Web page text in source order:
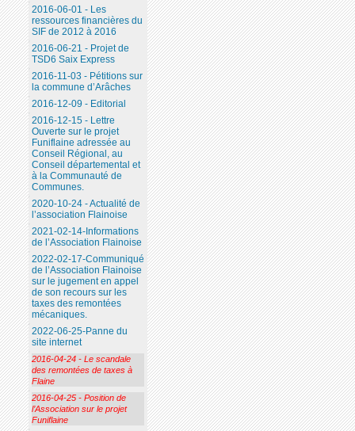
2016-06-01 - Les
ressources financières du
SIF de 2012 à 2016
2016-06-21 - Projet de
TSD6 Saix Express
2016-11-03 - Pétitions sur
la commune d’Arâches
2016-12-09 - Editorial
2016-12-15 - Lettre
Ouverte sur le projet
Funiflaine adressée au
Conseil Régional, au
Conseil départemental et
à la Communauté de
Communes.
2020-10-24 - Actualité de
l’association Flainoise
2021-02-14-Informations
de l’Association Flainoise
2022-02-17-Communiqué
de l’Association Flainoise
sur le jugement en appel
de son recours sur les
taxes des remontées
mécaniques.
2022-06-25-Panne du
site internet
2016-04-24 - Le scandale
des remontées de taxes à
Flaine
2016-04-25 - Position de
l’Association sur le projet
Funiflaine